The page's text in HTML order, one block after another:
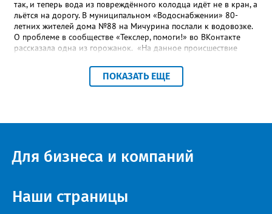
так, и теперь вода из повреждённого колодца идёт не в кран, а
льётся на дорогу. В муниципальном «Водоснабжении» 80-
летних жителей дома №88 на Мичурина послали к водовозке.
О проблеме в сообществе «Текслер, помоги!» во ВКонтакте
рассказала одна из горожанок. «На данное происшествие
гл.инженера Шепелева А.Н. из обслуживающей организации
МУП ЗГО "Златоустовское Водоснабжение" ул. Островского, 7,
пунктуация авторские). Под обращением есть комментарий
посёлке и работать приходится в сложных условиях горной
местности. «К сожалению, в процессе бурения иногда
малого диаметра, - отмечает Olga Vyacheslavovna. - Зачастую
такие вводы не отражены в исполнительной документации
ПОКАЗАТЬ ЕЩЕ
Для бизнеса и компаний
Наши страницы